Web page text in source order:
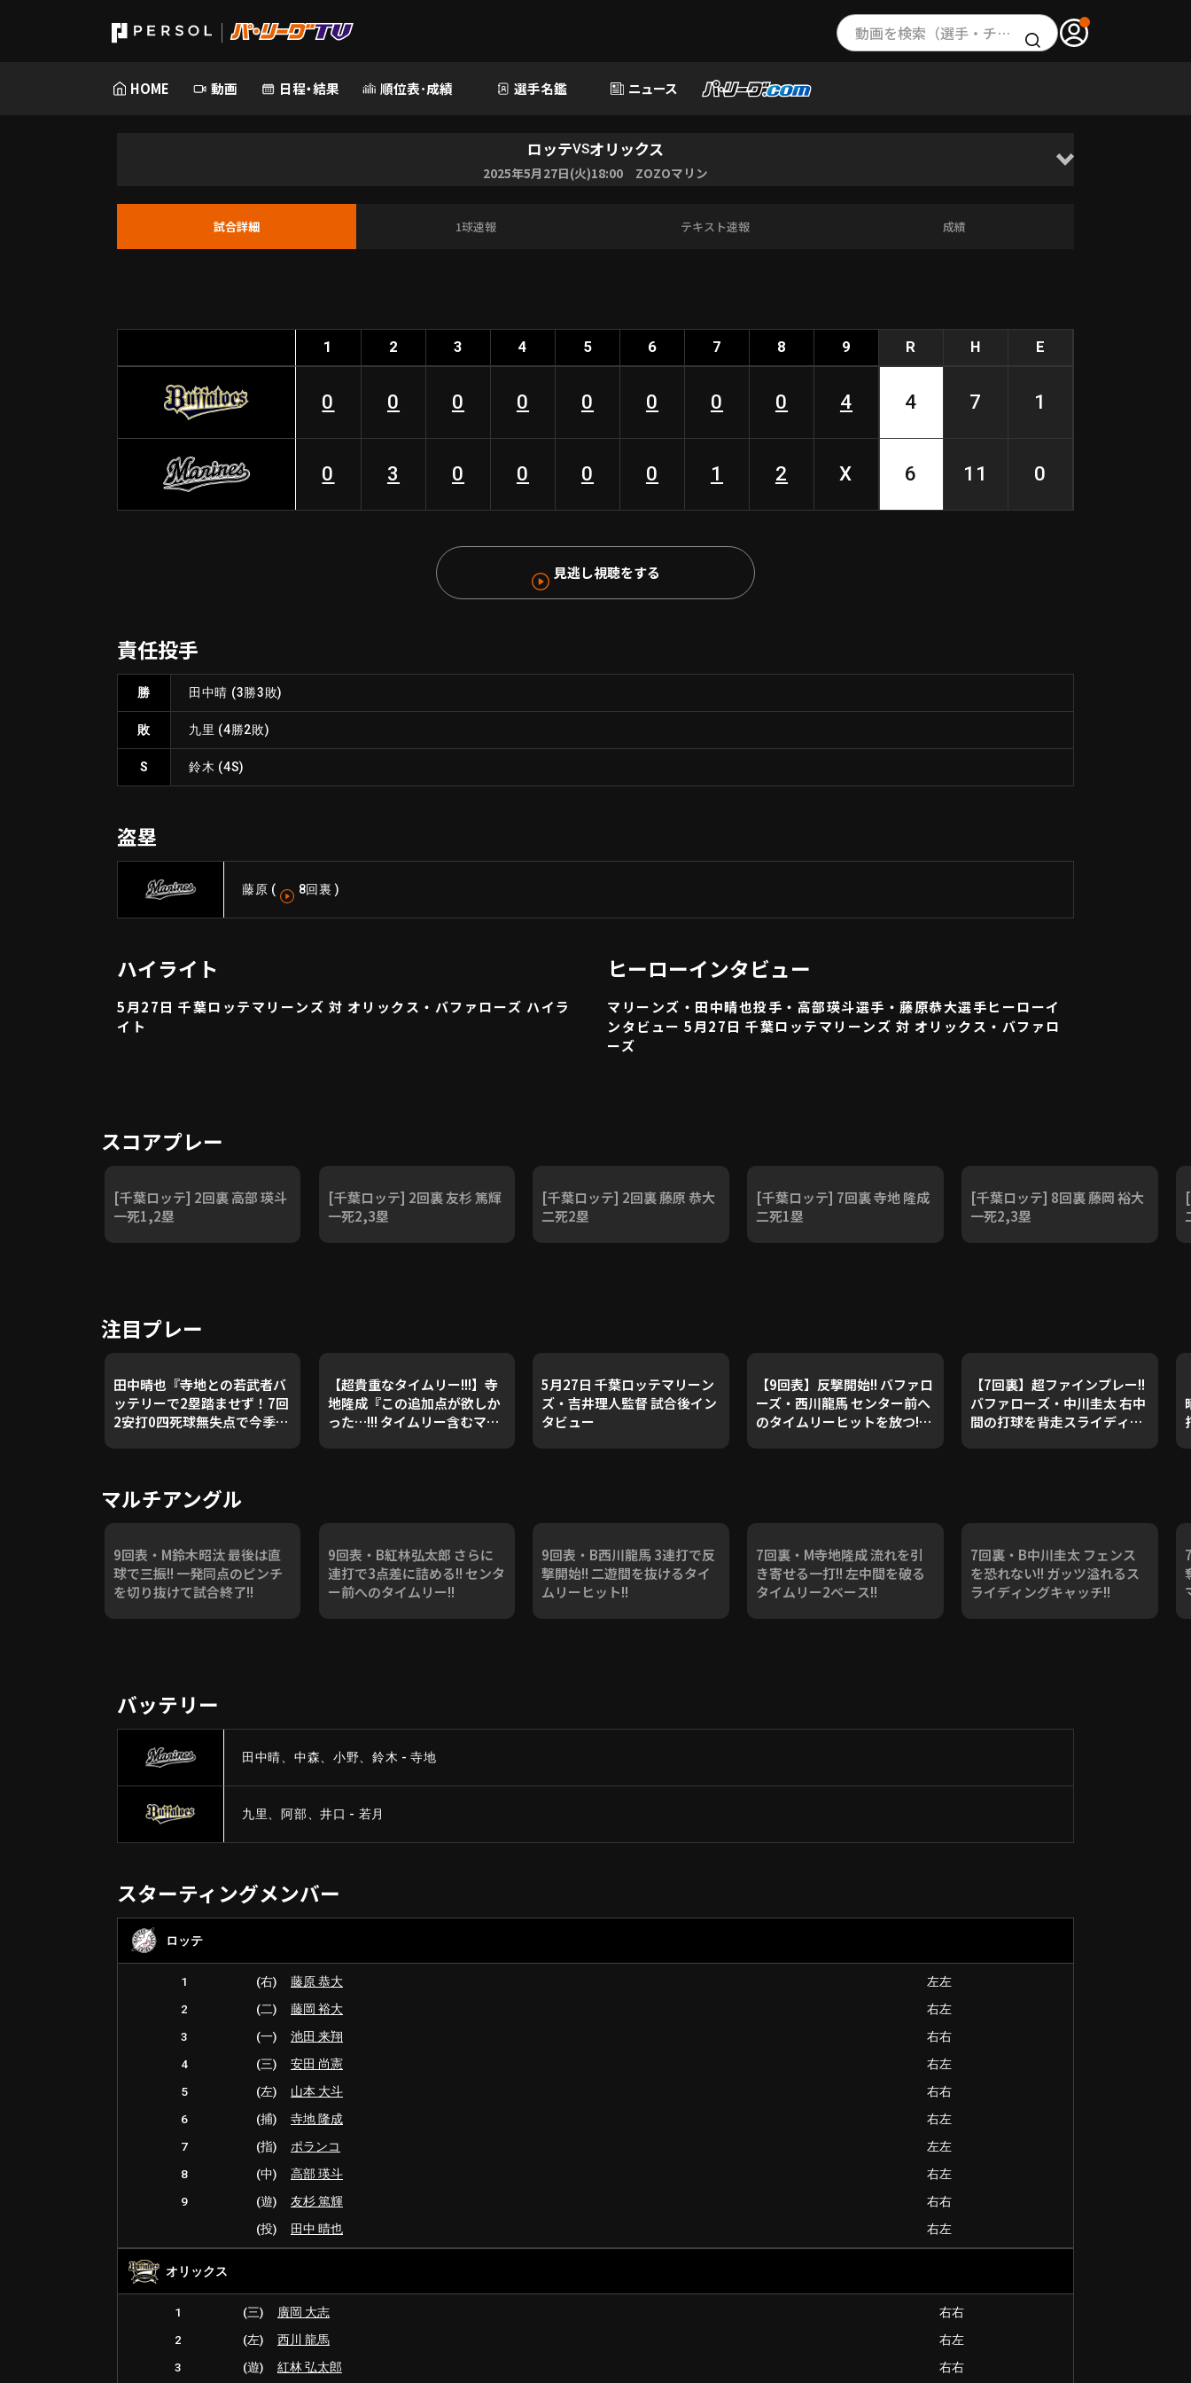
動画を検索（選手・チーム・プレー内容…）
HOME 動画 日程・結果 順位表･成績 選手名鑑 ニュース
ロッテVSオリックス
2025年5月27日(火)18:00 ZOZOマリン
試合詳細 1球速報 テキスト速報 成績
1 2 3 4 5 6 7 8 9 R H E
0 0 0 0 0 0 0 0 4 4 7 1
0 3 0 0 0 0 1 2 X 6 11 0
見逃し視聴をする
責任投手
勝 田中晴 (3勝3敗)
敗 九里 (4勝2敗)
S 鈴木 (4S)
盗塁
藤原 ( 8回裏 )
ハイライト
5月27日 千葉ロッテマリーンズ 対 オリックス・バファローズ ハイラ
イト
ヒーローインタビュー
マリーンズ・田中晴也投手・高部瑛斗選手・藤原恭大選手ヒーローイ
ンタビュー 5月27日 千葉ロッテマリーンズ 対 オリックス・バファロ
ーズ
スコアプレー
[千葉ロッテ] 2回裏 高部 瑛斗
一死1,2塁
[千葉ロッテ] 2回裏 友杉 篤輝
一死2,3塁
[千葉ロッテ] 2回裏 藤原 恭大
二死2塁
[千葉ロッテ] 7回裏 寺地 隆成
二死1塁
[千葉ロッテ] 8回裏 藤岡 裕大
一死2,3塁
注目プレー
田中晴也『寺地との若武者バ
ッテリーで2塁踏ませず！7回
2安打0四死球無失点で今季3
【超貴重なタイムリー!!!】寺
地隆成『この追加点が欲しか
った…!!! タイムリー含むマル
5月27日 千葉ロッテマリーン
ズ・吉井理人監督 試合後イン
タビュー
【9回表】反撃開始!! バファロ
ーズ・西川龍馬 センター前へ
のタイムリーヒットを放つ!!
【7回裏】超ファインプレー!!
バファローズ・中川圭太 右中
間の打球を背走スライディン
マルチアングル
9回表・M鈴木昭汰 最後は直
球で三振!! 一発同点のピンチ
を切り抜けて試合終了!!
9回表・B紅林弘太郎 さらに
連打で3点差に詰める!! センタ
ー前へのタイムリー!!
9回表・B西川龍馬 3連打で反
撃開始!! 二遊間を抜けるタイ
ムリーヒット!!
7回裏・M寺地隆成 流れを引
き寄せる一打!! 左中間を破る
タイムリー2ベース!!
7回裏・B中川圭太 フェンス
を恐れない!! ガッツ溢れるス
ライディングキャッチ!!
バッテリー
田中晴、中森、小野、鈴木 - 寺地
九里、阿部、井口 - 若月
スターティングメンバー
ロッテ
1 (右) 藤原 恭大
左左
2
(二) 藤岡 裕大
右左
3
(一) 池田 来翔
右右
4
(三) 安田 尚憲
右左
5
(左) 山本 大斗
右右
6
(捕) 寺地 隆成
右左
7
(指) ポランコ
左左
8
(中) 高部 瑛斗
右左
9
(遊) 友杉 篤輝
右右
(投)
田中 晴也 右左
オリックス
1 (三) 廣岡 大志
右右
2
(左) 西川 龍馬
右左
3
(遊) 紅林 弘太郎 右右